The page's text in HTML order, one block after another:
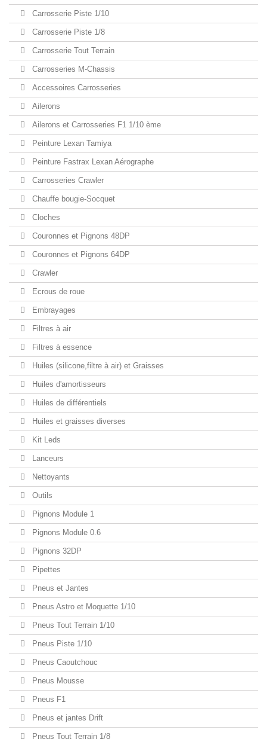
Carrosserie Piste 1/10
Carrosserie Piste 1/8
Carrosserie Tout Terrain
Carrosseries M-Chassis
Accessoires Carrosseries
Ailerons
Ailerons et Carrosseries F1 1/10 ème
Peinture Lexan Tamiya
Peinture Fastrax Lexan Aérographe
Carrosseries Crawler
Chauffe bougie-Socquet
Cloches
Couronnes et Pignons 48DP
Couronnes et Pignons 64DP
Crawler
Ecrous de roue
Embrayages
Filtres à air
Filtres à essence
Huiles (silicone,filtre à air) et Graisses
Huiles d'amortisseurs
Huiles de différentiels
Huiles et graisses diverses
Kit Leds
Lanceurs
Nettoyants
Outils
Pignons Module 1
Pignons Module 0.6
Pignons 32DP
Pipettes
Pneus et Jantes
Pneus Astro et Moquette 1/10
Pneus Tout Terrain 1/10
Pneus Piste 1/10
Pneus Caoutchouc
Pneus Mousse
Pneus F1
Pneus et jantes Drift
Pneus Tout Terrain 1/8